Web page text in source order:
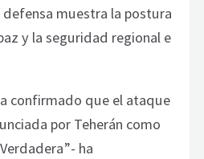
muestra la postura
y la seguridad regional e
confirmado que el ataque
por Teherán como
ha